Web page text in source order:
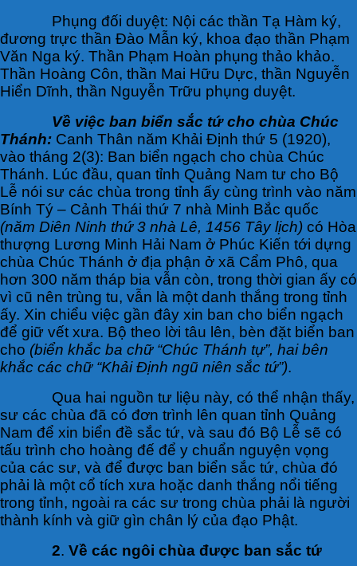
Phụng đối duyệt: Nội các thần Tạ Hàm ký,
đương trực thần Đào Mẫn ký, khoa đạo thần Phạm
Văn Nga ký. Thần Phạm Hoàn phụng thảo khảo.
Thần Hoàng Côn, thần Mai Hữu Dực, thần Nguyễn
Hiển Dĩnh, thần Nguyễn Trữu phụng duyệt.
Về việc ban biển sắc tứ cho chùa Chúc
Thánh: Canh Thân năm Khải Định thứ 5 (1920),
vào tháng 2(3): Ban biển ngạch cho chùa Chúc
Thánh. Lúc đầu, quan tỉnh Quảng Nam tư cho Bộ
Lễ nói sư các chùa trong tỉnh ấy cùng trình vào năm
Bính Tý – Cảnh Thái thứ 7 nhà Minh Bắc quốc
(năm Diên Ninh thứ 3 nhà Lê, 1456 Tây lịch) có Hòa
thượng Lương Minh Hải Nam ở Phúc Kiến tới dựng
chùa Chúc Thánh ở địa phận ở xã Cẩm Phô, qua
hơn 300 năm tháp bia vẫn còn, trong thời gian ấy có
vì cũ nên trùng tu, vẫn là một danh thắng trong tỉnh
ấy. Xin chiểu việc gần đây xin ban cho biển ngạch
để giữ vết xưa. Bộ theo lời tâu lên, bèn đặt biển ban
cho (biển khắc ba chữ “Chúc Thánh tự”, hai bên
khắc các chữ “Khải Định ngũ niên sắc tứ”).
Qua hai nguồn tư liệu này, có thể nhận thấy,
sư các chùa đã có đơn trình lên quan tỉnh Quảng
Nam để xin biển đề sắc tứ, và sau đó Bộ Lễ sẽ có
tấu trình cho hoàng đế để y chuẩn nguyện vọng
của các sư, và để được ban biển sắc tứ, chùa đó
phải là một cổ tích xưa hoặc danh thắng nổi tiếng
trong tỉnh, ngoài ra các sư trong chùa phải là người
thành kính và giữ gìn chân lý của đạo Phật.
2. Về các ngôi chùa được ban sắc tứ